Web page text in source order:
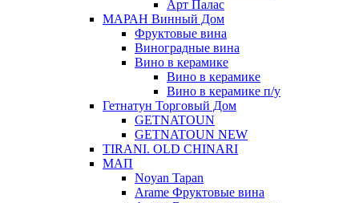
Арт Палас
МАРАН Винный Дом
Фруктовые вина
Виноградные вина
Вино в керамике
Вино в керамике
Вино в керамике п/у
Гетнатун Торговый Дом
GETNATOUN
GETNATOUN NEW
TIRANI. OLD CHINARI
МАП
Noyan Tapan
Arame Фруктовые вина